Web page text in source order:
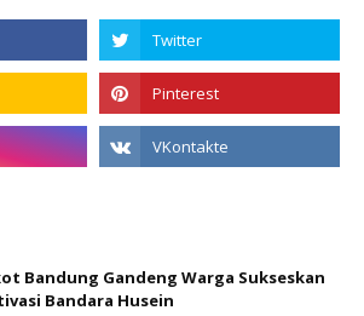
Bandung Gandeng Warga Sukseskan
Bandara Husein